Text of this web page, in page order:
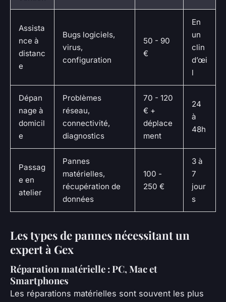
Assista
nce à
distanc
e
Bugs logiciels,
virus,
configuration
50 - 90
€
En
un
clin
d’œi
l
Dépan
nage à
domicil
e
Problèmes
réseau,
connectivité,
diagnostics
70 - 120
€ +
déplace
ment
24
à
48h
Passag
e en
atelier
Pannes
matérielles,
récupération de
données
100 -
250 €
3 à
7
jour
s
Les types de pannes nécessitant un
expert à Gex
Réparation matérielle : PC, Mac et
Smartphones
Les réparations matérielles sont souvent les plus